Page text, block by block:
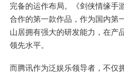
完备的运作布局。《剑侠情缘手
合作的第一款作品，作为国内第
山居拥有强大的研发能力，在产
领先水平。
而腾讯作为泛娱乐领导者，不仅